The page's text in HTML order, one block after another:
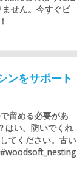
せん。今すぐビ
ンをサポート
留める必要があ
はい、防いでくれ
てください。古い